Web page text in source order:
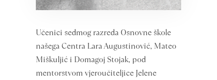
Učenici sedmog razreda Osnovne škole
našega Centra Lara Augustinović, Mateo
Miškuljić i Domagoj Stojak, pod
mentorstvom vjeroučiteljice Jelene